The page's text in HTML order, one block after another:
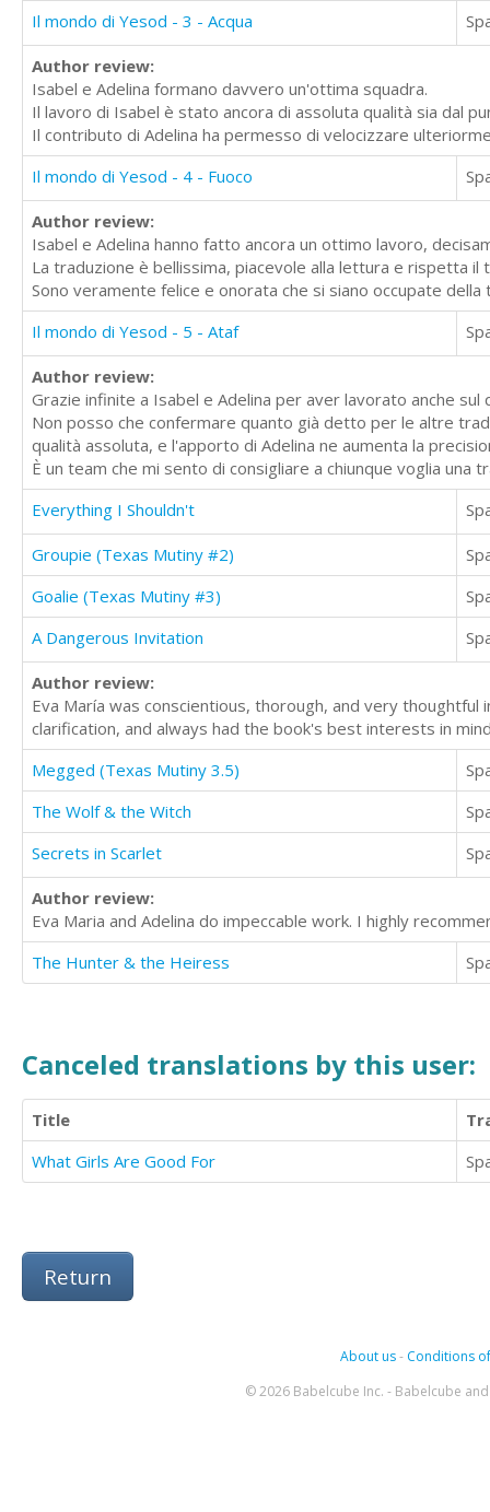
Il mondo di Yesod - 3 - Acqua
Author review:
Isabel e Adelina formano davvero un'ottima squadra.
Il lavoro di Isabel è stato ancora di assoluta qualità sia dal
Il contributo di Adelina ha permesso di velocizzare
Il mondo di Yesod - 4 - Fuoco
Author review:
Isabel e Adelina hanno fatto ancora un ottimo lavoro,
La traduzione è bellissima, piacevole alla lettura e rispetta il
Sono veramente felice e onorata che si siano occupate
Il mondo di Yesod - 5 - Ataf
Author review:
Grazie infinite a Isabel e Adelina per aver lavorato anche
Non posso che confermare quanto già detto per le altre
qualità assoluta, e l'apporto di Adelina ne aumenta la
È un team che mi sento di consigliare a chiunque voglia una
Everything I Shouldn't
Groupie (Texas Mutiny #2)
Goalie (Texas Mutiny #3)
A Dangerous Invitation
Author review:
Eva María was conscientious, thorough, and very
clarification, and always had the book's best interests in
Megged (Texas Mutiny 3.5)
The Wolf & the Witch
Secrets in Scarlet
Author review:
Eva Maria and Adelina do impeccable work. I highly
The Hunter & the Heiress
Canceled translations by this user:
Title
What Girls Are Good For
Return
About us- Conditions
© 2026 Babelcube Inc. - Babelcube